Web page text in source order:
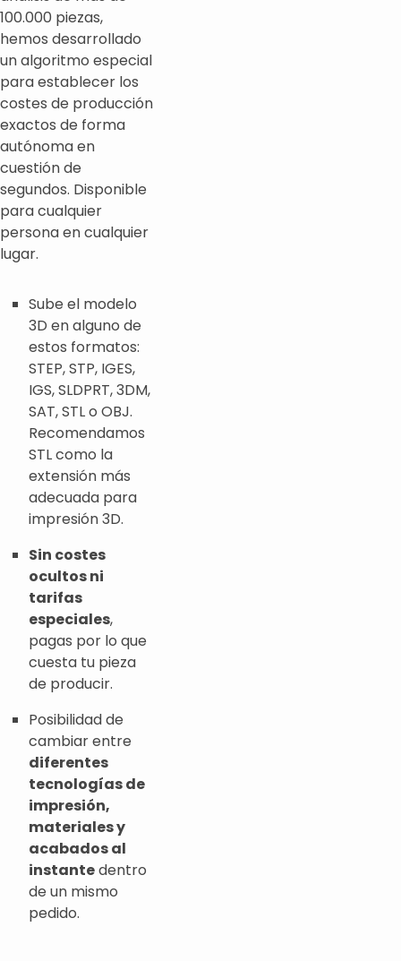
100.000 piezas,
hemos desarrollado
un algoritmo especial
para establecer los
costes de producción
exactos de forma
autónoma en
cuestión de
segundos. Disponible
para cualquier
persona en cualquier
lugar.
Sube el modelo
3D en alguno de
estos formatos:
STEP, STP, IGES,
IGS, SLDPRT, 3DM,
SAT, STL o OBJ.
Recomendamos
STL como la
extensión más
adecuada para
impresión 3D.
Sin costes
ocultos ni
tarifas
especiales,
pagas por lo que
cuesta tu pieza
de producir.
Posibilidad de
cambiar entre
diferentes
tecnologías de
impresión,
materiales y
acabados al
instantedentro
de un mismo
pedido.